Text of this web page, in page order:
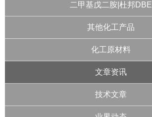
二甲基戊二胺|杜邦DBE
其他化工产品
化工原材料
文章资讯
技术文章